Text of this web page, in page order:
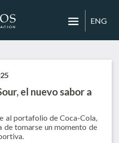
ENG
el nuevo sabor a
al portafolio de Coca-Cola,
de tomarse un momento de